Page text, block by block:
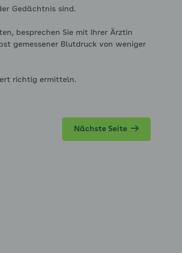
Gedächtnis sind.
besprechen Sie mit Ihrer Ärztin
gemessener Blutdruck von weniger
richtig ermitteln.
Nächste Seite